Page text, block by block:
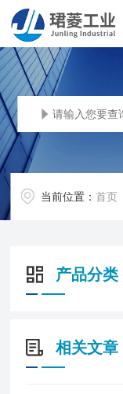
当前位置：首页
产品分类
相关文章